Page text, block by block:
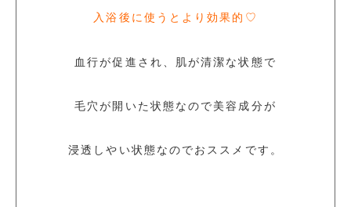
入浴後に使うとより効果的♡
血行が促進され、肌が清潔な状態で
毛穴が開いた状態なので美容成分が
浸透しやい状態なのでおススメです。